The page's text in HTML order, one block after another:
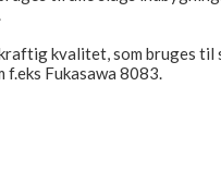
kvalitet, som bruges
f.eks Fukasawa 8083.